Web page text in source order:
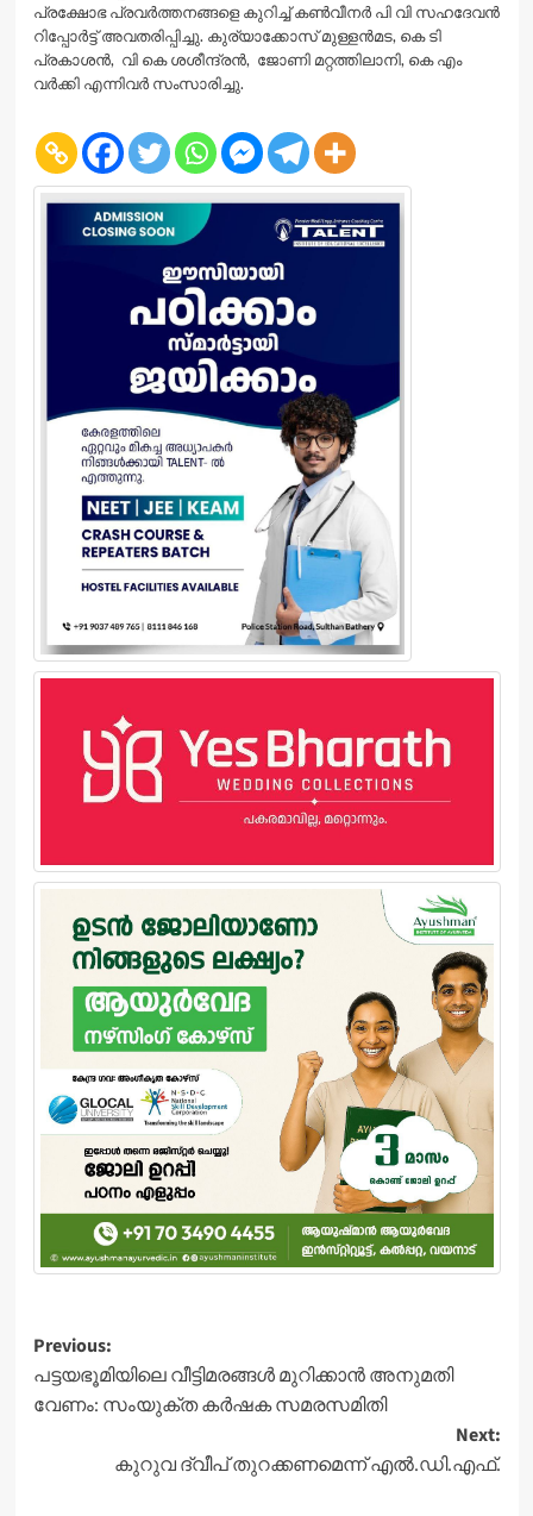
പ്രക്ഷോഭ പ്രവര്‍ത്തനങ്ങളെ കുറിച്ച് കണ്‍വീനര്‍ പി വി സഹദേവന്‍
റിപ്പോര്‍ട്ട് അവതരിപ്പിച്ചു. കുര്യാക്കോസ്‌ മുള്ളന്‍മട, കെ ടി
പ്രകാശന്‍, വി കെ ശശീന്ദ്രന്‍, ജോണി മറ്റത്തിലാനി, കെ എം
വര്‍ക്കി എന്നിവര്‍ സംസാരിച്ചു.
Post
navigation
Previous:
പട്ടയഭൂമിയിലെ വീട്ടിമരങ്ങൾ മുറിക്കാൻ അനുമതി
വേണം: സംയുക്ത കർഷക സമരസമിതി
Next:
കുറുവ ദ്വീപ് തുറക്കണമെന്ന് എൽ.ഡി.എഫ്.